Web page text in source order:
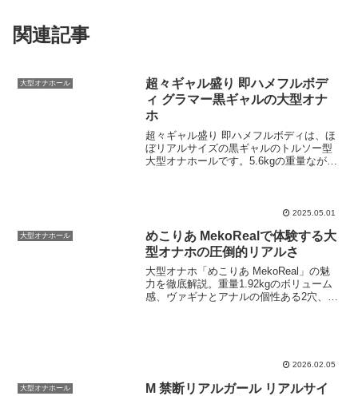
関連記事
大型オナホール
超々ギャル盛り 即ハメフルボデ
ィ グラマー黒ギャルの大型オナ
ホ
超々ギャル盛り 即ハメフルボディは、ほ
ぼリアルサイズの黒ギャルのトルソー型
大型オナホールです。5.6kgの重量ながら
2025.05.01
大型オナホール
めこりあ MekoRealで体験する大
型オナホの圧倒的リアルさ
大型オナホ「めこりあ MekoReal」の魅
力を徹底解説。重量1.92kgのボリューム
感、ヴァギナとアナルの個性ある2穴、疑
2026.02.05
大型オナホール
M 禁断リアルガール リアルサイ